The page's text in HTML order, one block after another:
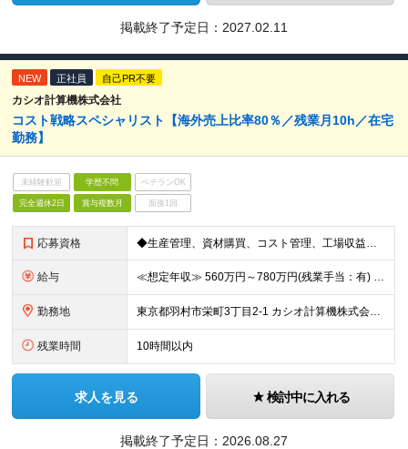
掲載終了予定日： 2027.02.11
NEW 正社員 自己PR不要
カシオ計算機株式会社
コスト戦略スペシャリスト【海外売上比率80％／残業月10h／在宅
勤務】
未経験歓迎 学歴不問 ベテランOK
完全週休2日 賞与複数月 面接1回
応募資格 ◆生産管理、資材購買、コスト管理、工場収益管理など、いずれかの生産活動業務に従事した経験がある方 ◆コスト削減施策の企画・推進を主導した実績がある方
給与 ≪想定年収≫ 560万円～780万円(残業手当：有) ※待遇はスキル、経験に応じて個別に決定致します。 ※基本給＋賞与（年2回）、別途残業代、諸手当を支給（残業代は1分単位で支給いたします） ※試用期
勤務地 東京都羽村市栄町3丁目2-1 カシオ計算機株式会社 羽村技術センター ※転勤は当面ありません。 ※在宅勤務あり ※(変更の範囲)会社の定める勤務地
残業時間 10時間以内
求人を見る 検討中に入れる
掲載終了予定日： 2026.08.27